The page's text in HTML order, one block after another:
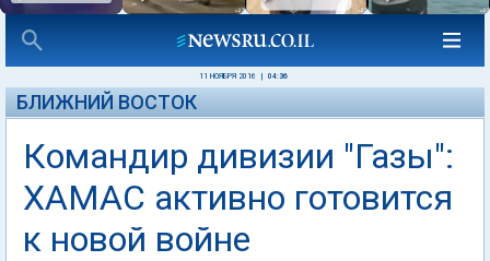
11 НОЯБРЯ 2016 04:36
БЛИЖНИЙ ВОСТОК
Командир дивизии "Газы":
ХАМАС активно готовится
к новой войне